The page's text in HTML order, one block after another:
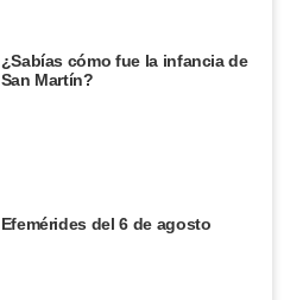
¿Sabías cómo fue la infancia de
San Martín?
Efemérides del 6 de agosto